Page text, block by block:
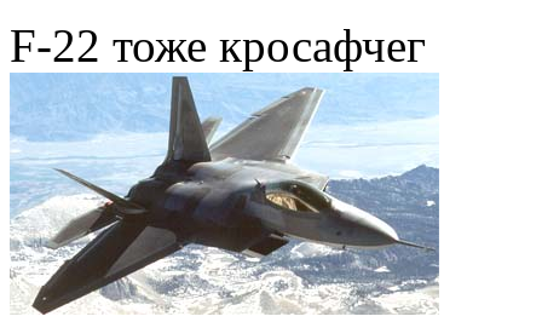
F-22 тоже кросафчег